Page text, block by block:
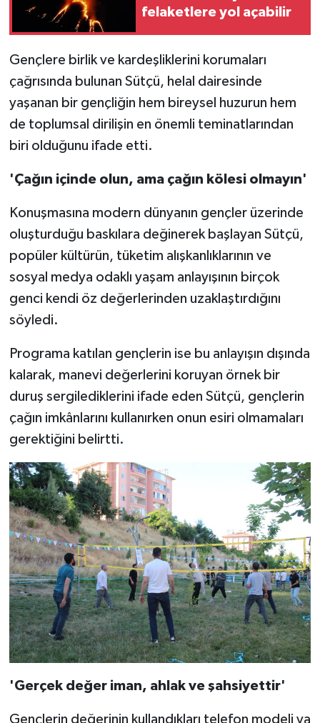
felaketlere yol açabilir
Gençlere birlik ve kardeşliklerini korumaları
çağrısında bulunan Sütçü, helal dairesinde
yaşanan bir gençliğin hem bireysel huzurun hem
de toplumsal dirilişin en önemli teminatlarından
biri olduğunu ifade etti.
'Çağın içinde olun, ama çağın kölesi olmayın'
Konuşmasına modern dünyanın gençler üzerinde
oluşturduğu baskılara değinerek başlayan Sütçü,
popüler kültürün, tüketim alışkanlıklarının ve
sosyal medya odaklı yaşam anlayışının birçok
genci kendi öz değerlerinden uzaklaştırdığını
söyledi.
Programa katılan gençlerin ise bu anlayışın dışında
kalarak, manevi değerlerini koruyan örnek bir
duruş sergilediklerini ifade eden Sütçü, gençlerin
çağın imkânlarını kullanırken onun esiri olmamaları
gerektiğini belirtti.
'Gerçek değer iman, ahlak ve şahsiyettir'
Gençlerin değerinin kullandıkları telefon modeli ya